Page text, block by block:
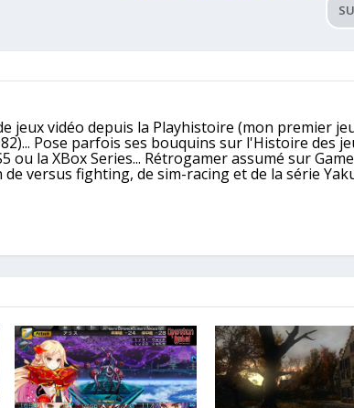
jeux vidéo depuis la Playhistoire (mon premier
Pose parfois ses bouquins sur l'Histoire des
ou la XBox Series... Rétrogamer assumé sur
versus fighting, de sim-racing et de la série